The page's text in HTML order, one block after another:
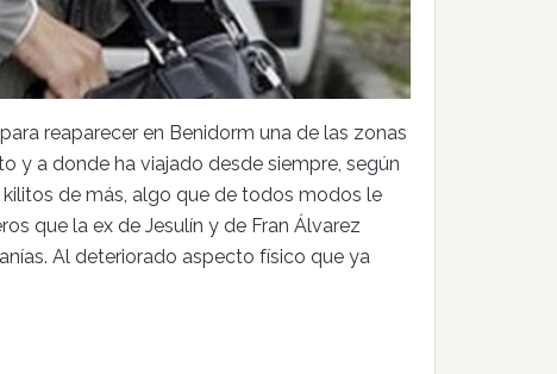
reaparecer en Benidorm una de las zonas
y a donde ha viajado desde siempre, según
de más, algo que de todos modos le
que la ex de Jesulín y de Fran Álvarez
Al deteriorado aspecto físico que ya